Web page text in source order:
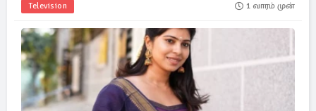
Television 1 வாரம் முன்